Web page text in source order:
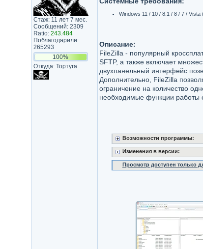
Стаж: 11 лет 7 мес.
Сообщений: 2309
Ratio: 243.484
Поблагодарили:
265293
100%
Откуда: Тортуга
Windows 11 / 10 / 8.1 / 8 / 7 / Vista
Описание:
FileZilla - популярный
SFTP, а также включает
двухпанельный интерфейс
Дополнительно, FileZilla
ограничение на количество
необходимые функции работы
Возможности программы:
Изменения в версии:
Просмотр доступен только